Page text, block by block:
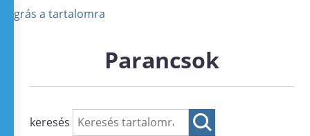
Ugrás a tartalomra
Parancsok
keresés